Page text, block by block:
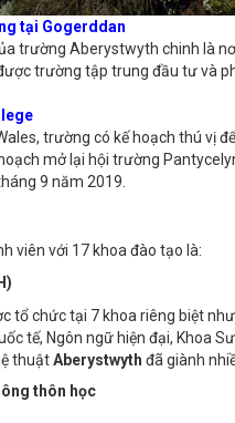
tại Gogerddan
trường Aberystwyth chinh là
trường tập trung đầu tư và
trường có kế hoạch thú vị
mở lại hội trường
9 năm 2019.
viên với 17 khoa đào tạo là:
tổ chức tại 7 khoa riêng biệt
tế, Ngôn ngữ hiện đại, Khoa
thuậtAberystwyth đã giành
thôn học